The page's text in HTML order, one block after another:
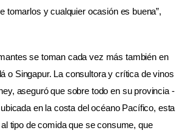
tomarlos y cualquier ocasión es buena”,
se toman cada vez más también en
o Singapur. La consultora y crítica de vinos
aseguró que sobre todo en su provincia -
en la costa del océano Pacífico, esta
tipo de comida que se consume, que